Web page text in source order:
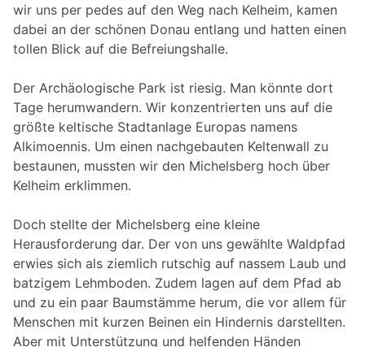
wir uns per pedes auf den Weg nach Kelheim, kamen
dabei an der schönen Donau entlang und hatten einen
tollen Blick auf die Befreiungshalle.
Der Archäologische Park ist riesig. Man könnte dort
Tage herumwandern. Wir konzentrierten uns auf die
größte keltische Stadtanlage Europas namens
Alkimoennis. Um einen nachgebauten Keltenwall zu
bestaunen, mussten wir den Michelsberg hoch über
Kelheim erklimmen.
Doch stellte der Michelsberg eine kleine
Herausforderung dar. Der von uns gewählte Waldpfad
erwies sich als ziemlich rutschig auf nassem Laub und
batzigem Lehmboden. Zudem lagen auf dem Pfad ab
und zu ein paar Baumstämme herum, die vor allem für
Menschen mit kurzen Beinen ein Hindernis darstellten.
Aber mit Unterstützung und helfenden Händen